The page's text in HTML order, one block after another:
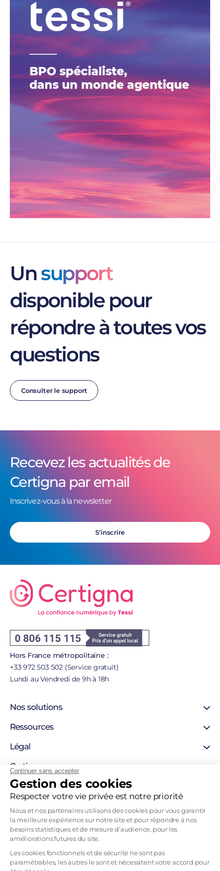
Continuer sans accepter
Gestion des cookies
Respecter votre vie privée est notre priorité
Nous et nos partenaires utilisons des cookies pour vous garantir
la meilleure expérience sur notre site et pour répondre à nos
besoins statistiques et de mesure d’audience, pour les
améliorations futures du site.
Les cookies fonctionnels et de sécurité ne sont pas
paramétrables, les autres le sont et nécessitent votre accord pour
Unsupport
disponible pour
répondre à toutes vos
questions
Consulter le support
Recevez les actualités de
Certigna par email
Inscrivez-vous à la newsletter
S'inscrire
Hors France métropolitaine :
+33 972 503 502 (Service gratuit)
Lundi au Vendredi de 9h à 18h
Nos solutions
Certificat SSL
Certificat personne physique
Hébergement sécurisée
Solutions pour développeurs
Ressources
Support
Blog
Légal
Mentions légales
Autorités de certification
Liste de révocation
Politique d’horodatage
Politique de certification
Tableau Garanties HDS
Certigna
À propos
Pourquoi nous choisir
Recrutement
Mentions légales
CGVU
CGU